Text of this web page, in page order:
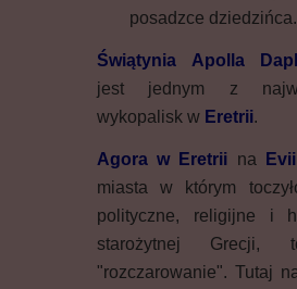
posadzce dziedzińca.
Świątynia Apolla
jest jednym z
wykopalisk w Eretrii.
Agora w Eretrii na Evii
miasta w którym
polityczne, religijne i
starożytnej Grecji,
"rozczarowanie". Tutaj